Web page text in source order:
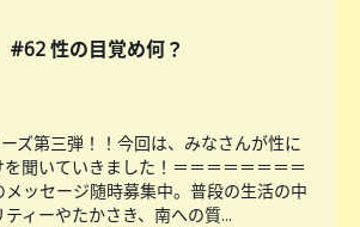
#62 性の目覚め何？
ズ第三弾！！今回は、みなさんが性に
聞いていきました！＝＝＝＝＝＝＝＝
メッセージ随時募集中。普段の生活の中
ィーやたかさき、南への質...